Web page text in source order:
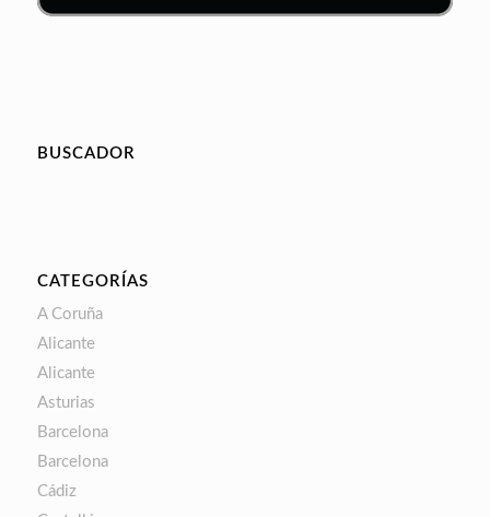
BUSCADOR
CATEGORÍAS
A Coruña
Alicante
Alicante
Asturias
Barcelona
Barcelona
Cádiz